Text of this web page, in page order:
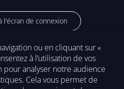
l'écran de connexion
légales
F.A.Q.
ou en cliquant sur «
à l’utilisation de vos
pour analyser notre audience
Cela vous permet de